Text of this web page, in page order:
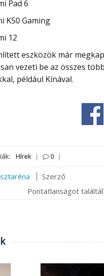
Pad 6
K50 Gaming
12
vezeti be az összes
például Kínával.
Hírek | 0 |
Szerző
Pontatlanságot